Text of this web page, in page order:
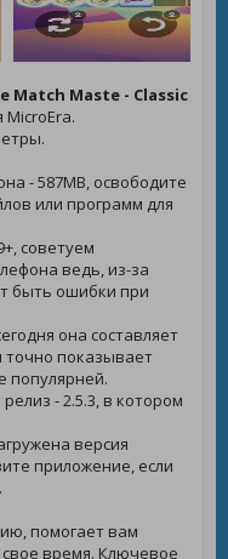
Match Maste - Classic
MicroEra.
- 587MB, освободите
или программ для
советуем
ведь, из-за
быть ошибки при
она составляет
точно показывает
популярней.
- 2.5.3, в котором
версия
приложение, если
помогает вам
свое время. Ключевое